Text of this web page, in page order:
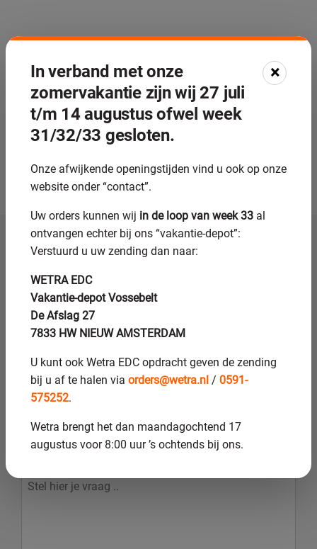
Contactformulier
Naam:
E-mail:
Bericht:
In verband met onze
zomervakantie zijn wij 27 juli
t/m 14 augustus ofwel week
31/32/33 gesloten.
×
Onze afwijkende openingstijden vind u ook op onze
website onder “contact”.
Uw orders kunnen wij in de loop van week 33 al
ontvangen echter bij ons “vakantie-depot”:
Verstuurd u uw zending dan naar:
WETRA EDC
Vakantie-depot Vossebelt
De Afslag 27
7833 HW NIEUW AMSTERDAM
U kunt ook Wetra EDC opdracht geven de zending
bij u af te halen via orders@wetra.nl / 0591-
575252.
Wetra brengt het dan maandagochtend 17
augustus voor 8:00 uur ’s ochtends bij ons.